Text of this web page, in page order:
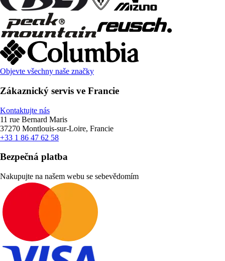
Objevte všechny naše značky
Zákaznický servis ve Francie
Kontaktujte nás
11 rue Bernard Maris
37270 Montlouis-sur-Loire, Francie
+33 1 86 47 62 58
Bezpečná platba
Nakupujte na našem webu se sebevědomím